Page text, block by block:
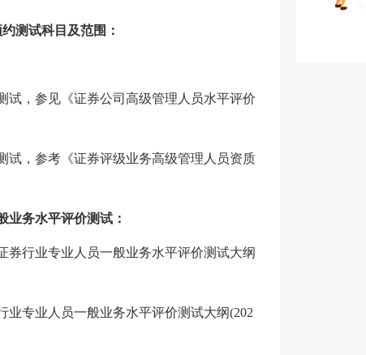
测试科目及范围：
试，参见《证券公司高级管理人员水平评价
试，参考《证券评级业务高级管理人员资质
业务水平评价测试：
券行业专业人员一般业务水平评价测试大纲
业专业人员一般业务水平评价测试大纲(202